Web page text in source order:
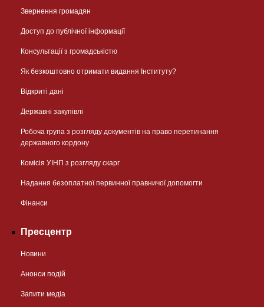
Звернення громадян
Доступ до публічної інформації
Консультації з громадськістю
Як безкоштовно отримати видання Інституту?
Відкриті дані
Державні закупівлі
Робоча група з розгляду документів на право перетинання
державного кордону
Комісія УІНП з розгляду скарг
Надання безоплатної первинної правничої допомогти
Фінанси
Пресцентр
Новини
Анонси подій
Запити медіа